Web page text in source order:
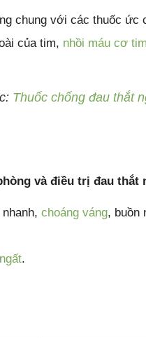
chung với các thuốc ức
của tim, nhồi máu cơ tim
Thuốc chống đau thắt
và điều trị đau thắt
choáng váng, buồn
ngất.